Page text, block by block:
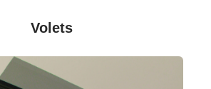
Volets